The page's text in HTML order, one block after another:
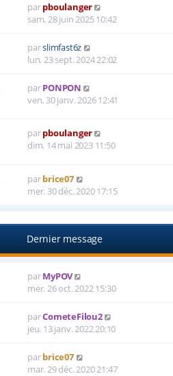
parpboulanger
sam. 28 juin 2025 10:42
parslimfast6z
lun. 23 sept. 2024 22:02
parPONPON
ven. 30 janv. 2026 12:41
parpboulanger
dim. 14 mai 2023 11:50
parbrice07
mer. 30 déc. 2020 17:15
Dernier message
parMyPOV
mer. 26 oct. 2022 15:30
parCometeFilou2
jeu. 13 janv. 2022 20:10
parbrice07
mar. 29 déc. 2020 21:47